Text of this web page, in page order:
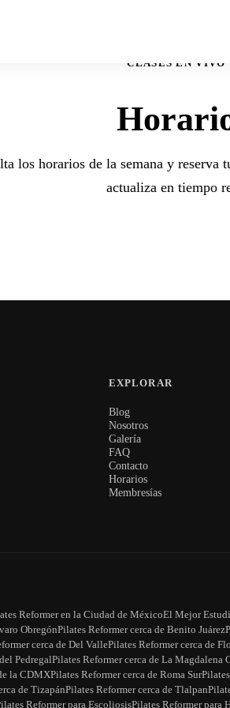
CLASES EN VIVO
los horarios de la semana y reserva
actualiza en tiempo
EXPLORAR
Blog
Nosotros
Galería
FAQ
Contacto
Horarios
Membresías
Reformer en la Ciudad de MéxicoEl Mejor
ObregónPilates Reformer cerca de Benito Juárez
cerca de Del VallePilates Reformer cerca de
PedregalPilates Reformer cerca de La Magdalena
la CDMXPilates Reformer cerca de Roma Sur
de TizapánPilates Reformer cerca de Tlalpan
Reformer para EscoliosisPilates Reformer para